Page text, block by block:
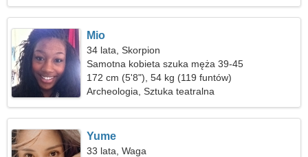
Mio
34 lata, Skorpion
Samotna kobieta szuka męża 39-45
172 cm (5'8"), 54 kg (119 funtów)
Archeologia, Sztuka teatralna
Yume
33 lata, Waga